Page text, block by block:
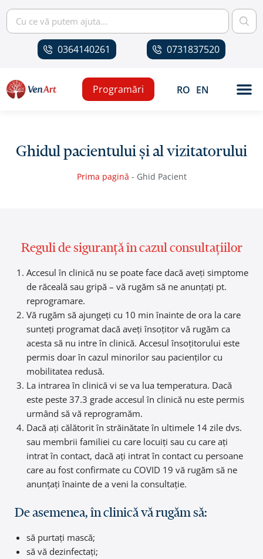
0364140261 0731837520
RO EN
Programări
Ghidul pacientului și al vizitatorului
Prima pagină - Ghid Pacient
Reguli de siguranță în cazul consultațiilor
Accesul în clinică nu se poate face dacă aveți simptome
de răceală sau gripă – vă rugăm să ne anunțați pt.
reprogramare.
Vă rugăm să ajungeți cu 10 min înainte de ora la care
sunteți programat dacă aveți însoțitor vă rugăm ca
acesta să nu intre în clinică. Accesul însoțitorului este
permis doar în cazul minorilor sau pacienților cu
mobilitatea redusă.
La intrarea în clinică vi se va lua temperatura. Dacă
este peste 37.3 grade accesul în clinică nu este permis
urmând să vă reprogramăm.
Dacă ați călătorit în străinătate în ultimele 14 zile dvs.
sau membrii familiei cu care locuiți sau cu care ați
intrat în contact, dacă ați intrat în contact cu persoane
care au fost confirmate cu COVID 19 vă rugăm să ne
anunțați înainte de a veni la consultație.
De asemenea, în clinică vă rugăm să:
să purtați mască;
să vă dezinfectați;